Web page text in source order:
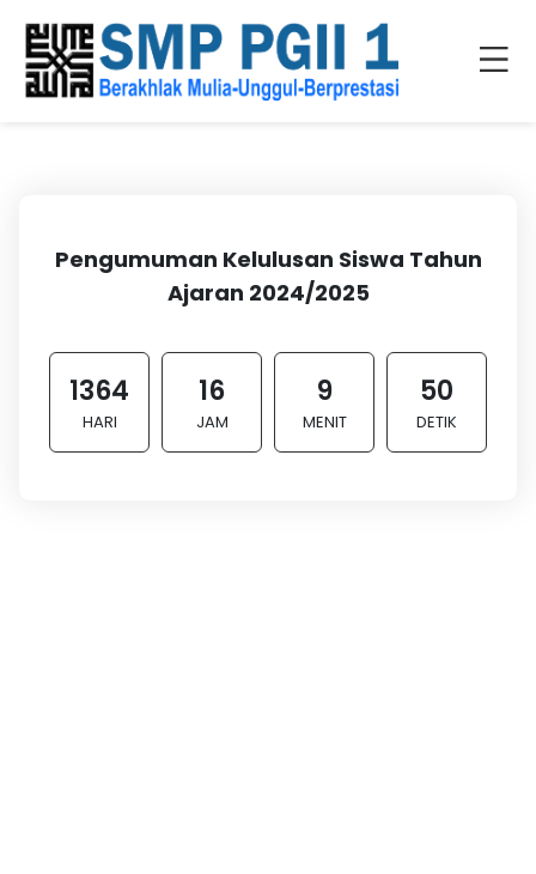
Pengumuman Kelulusan Siswa Tahun
Ajaran 2024/2025
1364
HARI
16
JAM
9
MENIT
50
DETIK